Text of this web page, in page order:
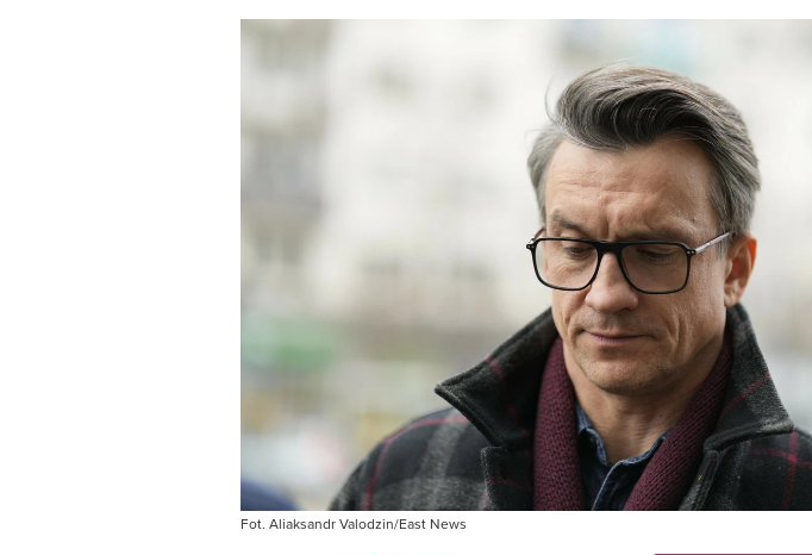
Fot. Aliaksandr Valodzin/East News